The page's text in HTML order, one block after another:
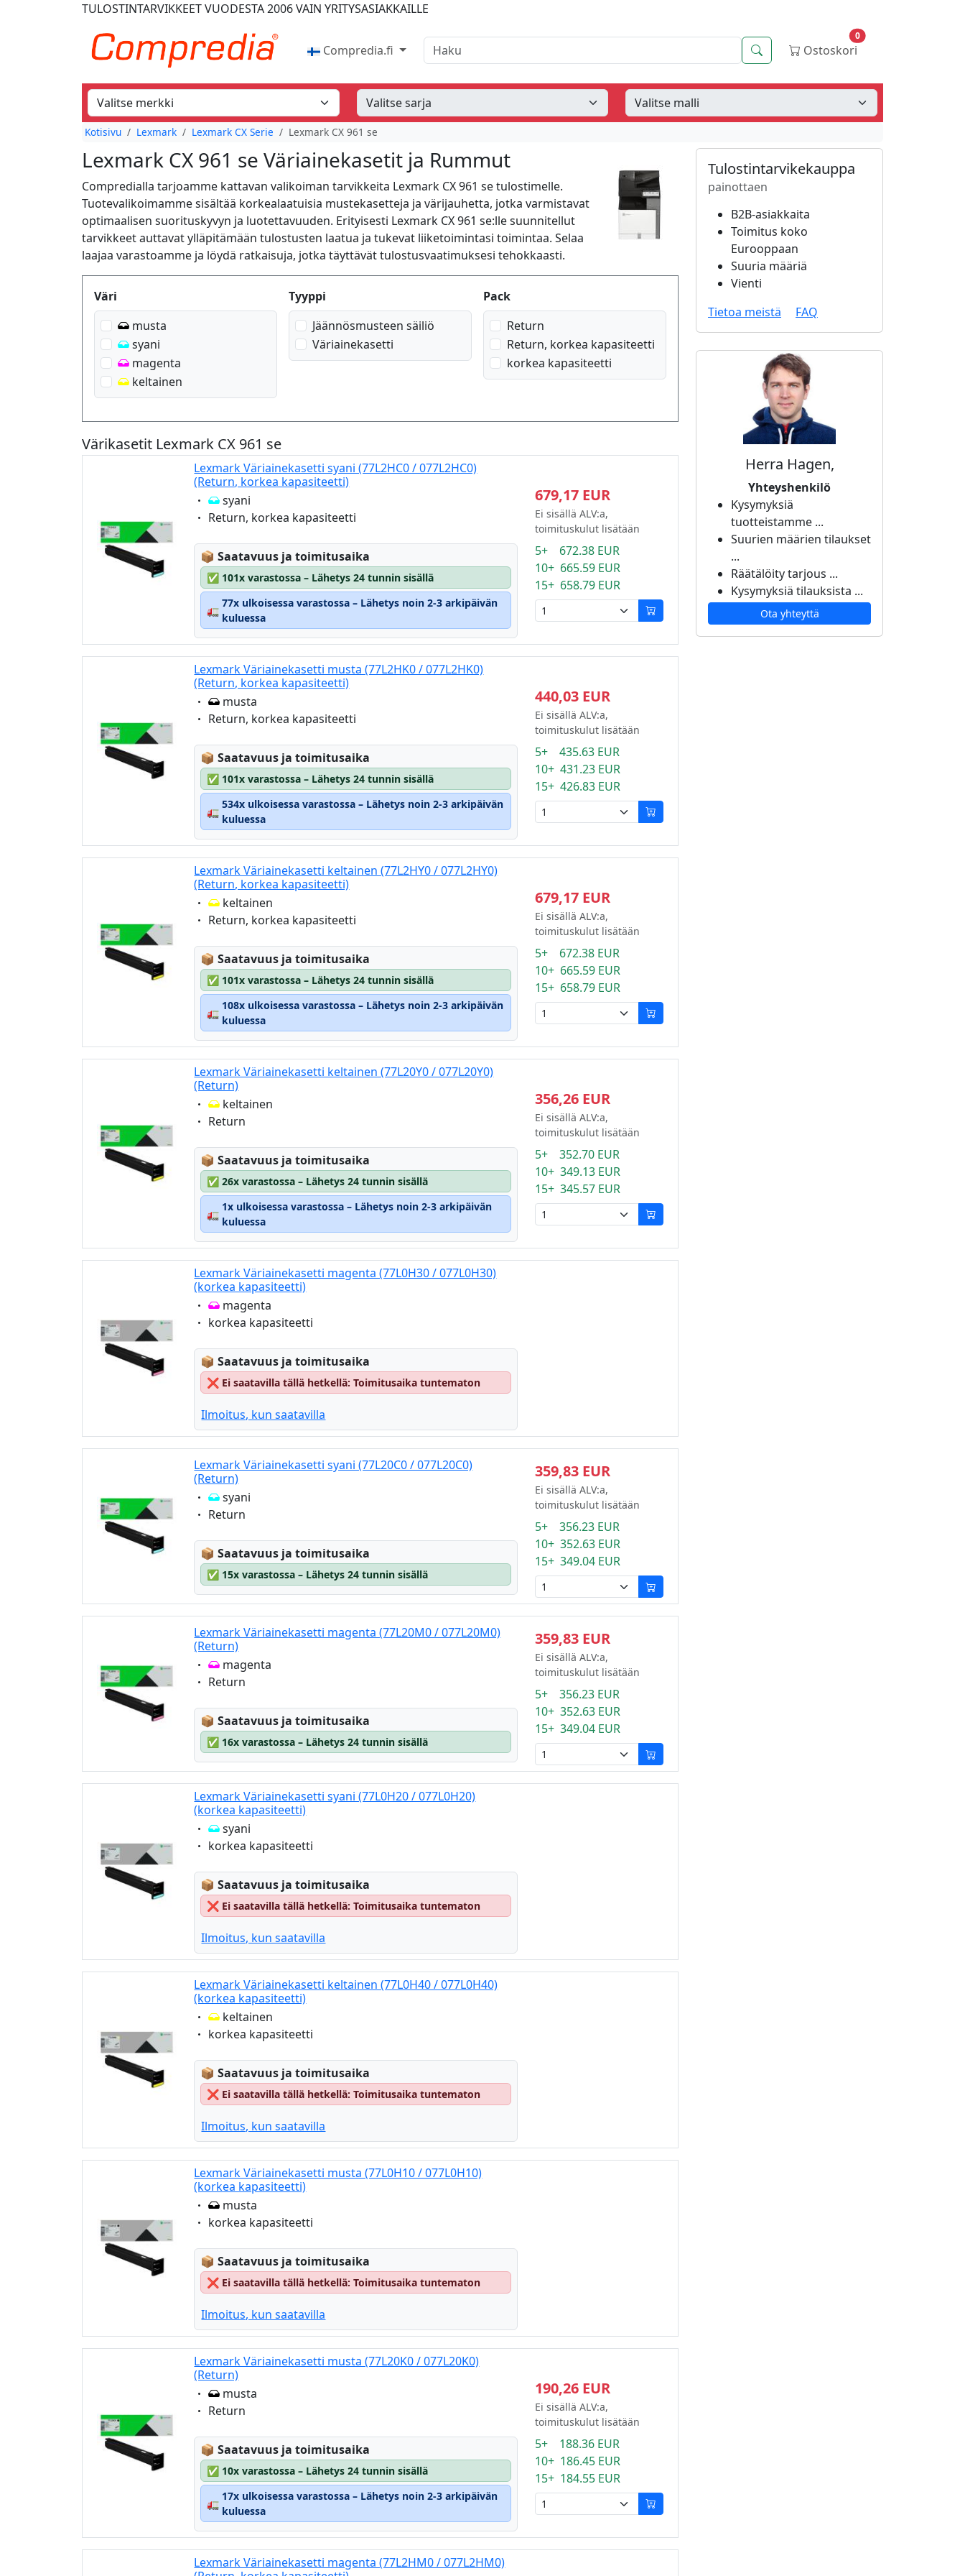
TULOSTINTARVIKKEETVUODESTA 2006VAIN YRITYSASIAKKAILLE
Compredia.fi Haku Haku Ostoskori
0
Kotisivu Lexmark Lexmark CX Serie Lexmark CX 961 se
Lexmark CX 961 se Väriainekasetit ja Rummut
Compredialla tarjoamme kattavan valikoiman tarvikkeita Lexmark CX 961 se tulostimelle.
Tuotevalikoimamme sisältää korkealaatuisia mustekasetteja ja värijauhetta, jotka varmistavat
optimaalisen suorituskyvyn ja luotettavuuden. Erityisesti Lexmark CX 961 se:lle suunnitellut
tarvikkeet auttavat ylläpitämään tulostusten laatua ja tukevat liiketoimintasi toimintaa. Selaa
laajaa varastoamme ja löydä ratkaisuja, jotka täyttävät tulostusvaatimuksesi tehokkaasti.
Produktfilter
Väri
musta
syani
magenta
keltainen
Tyyppi
Jäännösmusteen säiliö
Väriainekasetti
Pack
Return
Return, korkea kapasiteetti
korkea kapasiteetti
Värikasetit Lexmark CX 961 se
Lexmark Väriainekasetti syani (77L2HC0 / 077L2HC0)
(Return, korkea kapasiteetti)
Eigenschaft:
syani
Eigenschaft:
Return, korkea kapasiteetti
📦Lagerstatus:
Saatavuus ja toimitusaika
✅ 101x varastossa – Lähetys 24 tunnin sisällä
🚛
77x ulkoisessa varastossa – Lähetys noin 2-3 arkipäivän
kuluessa
679,17 EUR
Ei sisällä ALV:a,
toimituskulut lisätään
5+ 672.38 EUR
10+ 665.59 EUR
15+ 658.79 EUR
Lexmark Väriainekasetti musta (77L2HK0 / 077L2HK0)
(Return, korkea kapasiteetti)
Eigenschaft:
musta
Eigenschaft:
Return, korkea kapasiteetti
📦Lagerstatus:
Saatavuus ja toimitusaika
✅ 101x varastossa – Lähetys 24 tunnin sisällä
🚛
534x ulkoisessa varastossa – Lähetys noin 2-3 arkipäivän
kuluessa
440,03 EUR
Ei sisällä ALV:a,
toimituskulut lisätään
5+ 435.63 EUR
10+ 431.23 EUR
15+ 426.83 EUR
Lexmark Väriainekasetti keltainen (77L2HY0 / 077L2HY0)
(Return, korkea kapasiteetti)
Eigenschaft:
keltainen
Eigenschaft:
Return, korkea kapasiteetti
📦Lagerstatus:
Saatavuus ja toimitusaika
✅ 101x varastossa – Lähetys 24 tunnin sisällä
🚛
108x ulkoisessa varastossa – Lähetys noin 2-3 arkipäivän
kuluessa
679,17 EUR
Ei sisällä ALV:a,
toimituskulut lisätään
5+ 672.38 EUR
10+ 665.59 EUR
15+ 658.79 EUR
Lexmark Väriainekasetti keltainen (77L20Y0 / 077L20Y0)
(Return)
Eigenschaft:
keltainen
Eigenschaft:
Return
📦Lagerstatus:
Saatavuus ja toimitusaika
✅ 26x varastossa – Lähetys 24 tunnin sisällä
🚛
1x ulkoisessa varastossa – Lähetys noin 2-3 arkipäivän
kuluessa
356,26 EUR
Ei sisällä ALV:a,
toimituskulut lisätään
5+ 352.70 EUR
10+ 349.13 EUR
15+ 345.57 EUR
Lexmark Väriainekasetti magenta (77L0H30 / 077L0H30)
(korkea kapasiteetti)
Eigenschaft:
magenta
Eigenschaft:
korkea kapasiteetti
📦Lagerstatus:
Saatavuus ja toimitusaika
❌ Ei saatavilla tällä hetkellä: Toimitusaika tuntematon
Ilmoitus, kun saatavilla
Lexmark Väriainekasetti syani (77L20C0 / 077L20C0)
(Return)
Eigenschaft:
syani
Eigenschaft:
Return
📦Lagerstatus:
Saatavuus ja toimitusaika
✅ 15x varastossa – Lähetys 24 tunnin sisällä
359,83 EUR
Ei sisällä ALV:a,
toimituskulut lisätään
5+ 356.23 EUR
10+ 352.63 EUR
15+ 349.04 EUR
Lexmark Väriainekasetti magenta (77L20M0 / 077L20M0)
(Return)
Eigenschaft:
magenta
Eigenschaft:
Return
📦Lagerstatus:
Saatavuus ja toimitusaika
✅ 16x varastossa – Lähetys 24 tunnin sisällä
359,83 EUR
Ei sisällä ALV:a,
toimituskulut lisätään
5+ 356.23 EUR
10+ 352.63 EUR
15+ 349.04 EUR
Lexmark Väriainekasetti syani (77L0H20 / 077L0H20)
(korkea kapasiteetti)
Eigenschaft:
syani
Eigenschaft:
korkea kapasiteetti
📦Lagerstatus:
Saatavuus ja toimitusaika
❌ Ei saatavilla tällä hetkellä: Toimitusaika tuntematon
Ilmoitus, kun saatavilla
Lexmark Väriainekasetti keltainen (77L0H40 / 077L0H40)
(korkea kapasiteetti)
Eigenschaft:
keltainen
Eigenschaft:
korkea kapasiteetti
📦Lagerstatus:
Saatavuus ja toimitusaika
❌ Ei saatavilla tällä hetkellä: Toimitusaika tuntematon
Ilmoitus, kun saatavilla
Lexmark Väriainekasetti musta (77L0H10 / 077L0H10)
(korkea kapasiteetti)
Eigenschaft:
musta
Eigenschaft:
korkea kapasiteetti
📦Lagerstatus:
Saatavuus ja toimitusaika
❌ Ei saatavilla tällä hetkellä: Toimitusaika tuntematon
Ilmoitus, kun saatavilla
Lexmark Väriainekasetti musta (77L20K0 / 077L20K0)
(Return)
Eigenschaft:
musta
Eigenschaft:
Return
📦Lagerstatus:
Saatavuus ja toimitusaika
✅ 10x varastossa – Lähetys 24 tunnin sisällä
🚛
17x ulkoisessa varastossa – Lähetys noin 2-3 arkipäivän
kuluessa
190,26 EUR
Ei sisällä ALV:a,
toimituskulut lisätään
5+ 188.36 EUR
10+ 186.45 EUR
15+ 184.55 EUR
Lexmark Väriainekasetti magenta (77L2HM0 / 077L2HM0)
Tulostintarvikekauppa
painottaen
B2B-asiakkaita
Toimitus koko
Eurooppaan
Suuria määriä
Vienti
Tietoa meistä
FAQ
Herra Hagen,
Yhteyshenkilö
Kysymyksiä
tuotteistamme ...
Suurien määrien tilaukset
...
Räätälöity tarjous ...
Kysymyksiä tilauksista ...
Ota yhteyttä